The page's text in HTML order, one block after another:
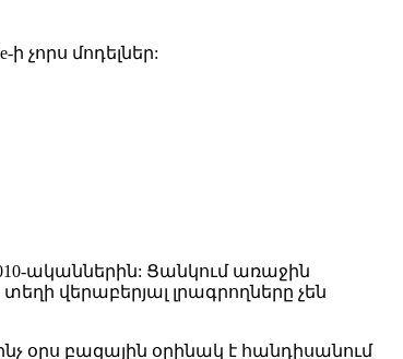
չորս մոդելներ:
ականներին: Ցանկում առաջին
վերաբերյալ լրագրողները չեն
օրս բազային օրինակ է հանդիսանում